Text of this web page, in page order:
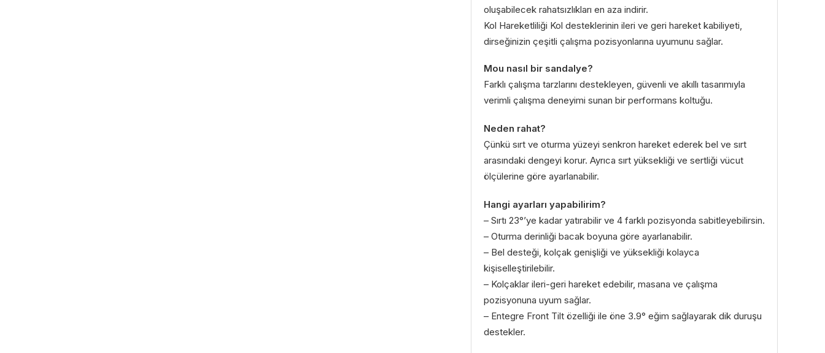
oluşabilecek rahatsızlıkları en aza indirir.
Kol Hareketliliği Kol desteklerinin ileri ve geri hareket kabiliyeti,
dirseğinizin çeşitli çalışma pozisyonlarına uyumunu sağlar.
Mou nasıl bir sandalye?
Farklı çalışma tarzlarını destekleyen, güvenli ve akıllı tasarımıyla
verimli çalışma deneyimi sunan bir performans koltuğu.
Neden rahat?
Çünkü sırt ve oturma yüzeyi senkron hareket ederek bel ve sırt
arasındaki dengeyi korur. Ayrıca sırt yüksekliği ve sertliği vücut
ölçülerine göre ayarlanabilir.
Hangi ayarları yapabilirim?
– Sırtı 23°’ye kadar yatırabilir ve 4 farklı pozisyonda sabitleyebilirsin.
– Oturma derinliği bacak boyuna göre ayarlanabilir.
– Bel desteği, kolçak genişliği ve yüksekliği kolayca
kişiselleştirilebilir.
– Kolçaklar ileri-geri hareket edebilir, masana ve çalışma
pozisyonuna uyum sağlar.
– Entegre Front Tilt özelliği ile öne 3.9° eğim sağlayarak dik duruşu
destekler.